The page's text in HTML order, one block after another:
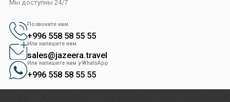
профиль.
Мы доступны 24/7
Позвоните нам
+996 558 58 55 55
Или напишите нам
sales@jazeera.travel
Или напишите нам у WhatsApp
+996 558 58 55 55